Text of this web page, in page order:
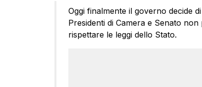
Oggi finalmente il governo decide
Presidenti di Camera e Senato
rispettare le leggi dello Stato.